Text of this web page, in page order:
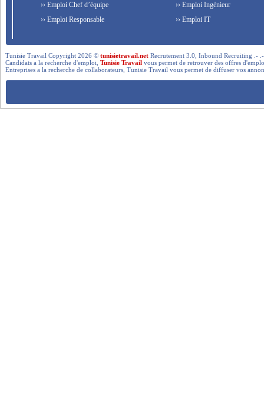
›› Emploi Chef d’équipe
›› Emploi Responsable
›› Emploi Ingénieur
›› Emploi IT
Tunisie Travail Copyright 2026 ©tunisietravail.net Recrutement 3.0, Inbound Recruiting .-
Candidats a la recherche d'emploi,Tunisie Travail vous permet de retrouver des offres
Entreprises a la recherche de collaborateurs, Tunisie Travail vous permet de diffuser vos